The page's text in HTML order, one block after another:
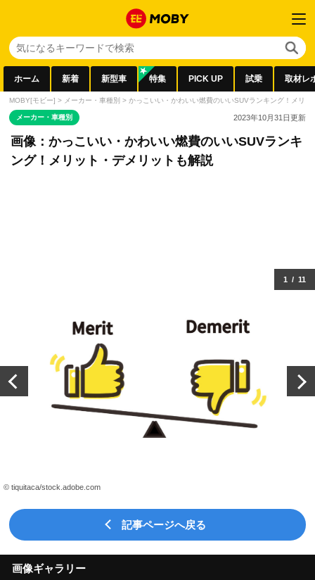
ホーム 新着 新型車 特集 PICK UP 試乗 取材レ
MOBY[モビー] > メーカー・車種別 > かっこいい・かわいい燃費のいいSUVランキング！メリッ
メーカー・車種別 2023年10月31日更新
画像：かっこいい・かわいい燃費のいいSUVランキ
ング！メリット・デメリットも解説
© tiquitaca/stock.adobe.com
1 / 11
記事ページへ戻る
画像ギャラリー